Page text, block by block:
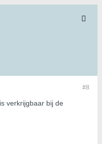
#8
verkrijgbaar bij de